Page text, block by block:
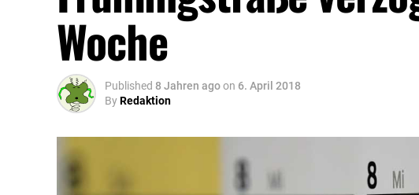
Woche
Published 8 Jahren agoon 6. April 2018
ByRedaktion